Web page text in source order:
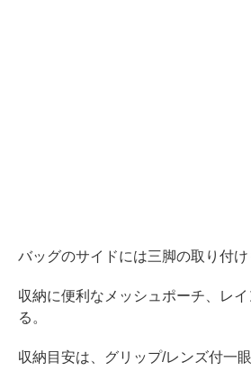
バッグのサイドには三脚の取り付け
収納に便利なメッシュポーチ、レ
る。
収納目安は、グリップ/レンズ付一